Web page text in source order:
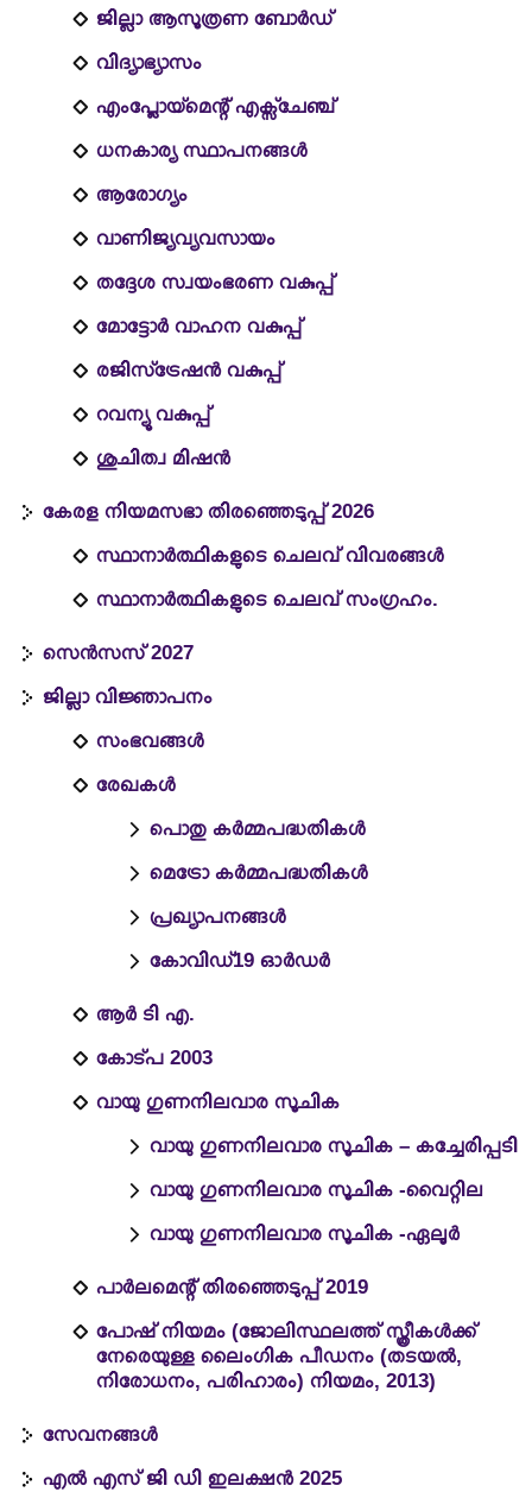
ജില്ലാ ആസൂത്രണ ബോര്‍ഡ്
വിദ്യാഭ്യാസം
എംപ്ലോയ്‌മെന്റ് എക്സ്ചേഞ്ച്
ധനകാര്യ സ്ഥാപനങ്ങൾ
ആരോഗ്യം
വാണിജ്യവ്യവസായം
തദ്ദേശ സ്വയംഭരണ വകുപ്പ്
മോട്ടോർ വാഹന വകുപ്പ്
രജിസ്‌ട്രേഷന്‍ വകുപ്പ്
റവന്യൂ വകുപ്പ്
ശുചിത്വ മിഷന്‍
കേരള നിയമസഭാ തിരഞ്ഞെടുപ്പ് 2026
സ്ഥാനാർത്ഥികളുടെ ചെലവ് വിവരങ്ങൾ
സ്ഥാനാർത്ഥികളുടെ ചെലവ് സംഗ്രഹം.
സെൻസസ് 2027
ജില്ലാ വിജ്ഞാപനം
സംഭവങ്ങള്‍
രേഖകൾ
പൊതു കർമ്മപദ്ധതികൾ
മെട്രോ കർമ്മപദ്ധതികൾ
പ്രഖ്യാപനങ്ങൾ
കോവിഡ്19 ഓർഡർ
ആർ ടി എ.
കോട്പ 2003
വായു ഗുണനിലവാര സൂചിക
വായു ഗുണനിലവാര സൂചിക – കച്ചേരിപ്പടി
വായു ഗുണനിലവാര സൂചിക -വൈറ്റില
വായു ഗുണനിലവാര സൂചിക -ഏലൂർ
പാർലമെന്റ് തിരഞ്ഞെടുപ്പ് 2019
പോഷ് നിയമം (ജോലിസ്ഥലത്ത് സ്ത്രീകൾക്ക്
നേരെയുള്ള ലൈംഗിക പീഡനം (തടയൽ,
നിരോധനം, പരിഹാരം) നിയമം, 2013)
സേവനങ്ങള്‍
എൽ എസ് ജി ഡി ഇലക്ഷൻ 2025